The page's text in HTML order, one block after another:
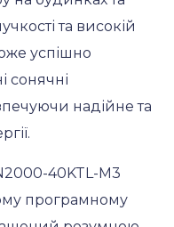
та високій
успішно
сонячні
надійне та
40KTL-M3
програмному